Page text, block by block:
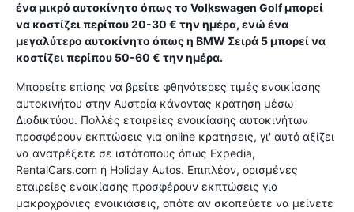
ένα μικρό αυτοκίνητο όπως το Volkswagen Golf μπορεί
να κοστίζει περίπου 20-30 € την ημέρα, ενώ ένα
μεγαλύτερο αυτοκίνητο όπως η BMW Σειρά 5 μπορεί να
κοστίζει περίπου 50-60 € την ημέρα.
Μπορείτε επίσης να βρείτε φθηνότερες τιμές ενοικίασης
αυτοκινήτου στην Αυστρία κάνοντας κράτηση μέσω
Διαδικτύου. Πολλές εταιρείες ενοικίασης αυτοκινήτων
προσφέρουν εκπτώσεις για online κρατήσεις, γι' αυτό αξίζει
να ανατρέξετε σε ιστότοπους όπως Expedia,
RentalCars.com ή Holiday Autos. Επιπλέον, ορισμένες
εταιρείες ενοικίασης προσφέρουν εκπτώσεις για
μακροχρόνιες ενοικιάσεις, οπότε αν σκοπεύετε να μείνετε